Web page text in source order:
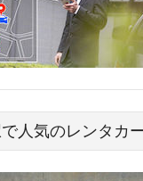
人気のレンタカ